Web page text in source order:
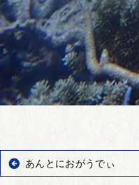
あんとにおがうでぃ